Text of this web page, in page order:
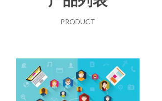
PRODUCT